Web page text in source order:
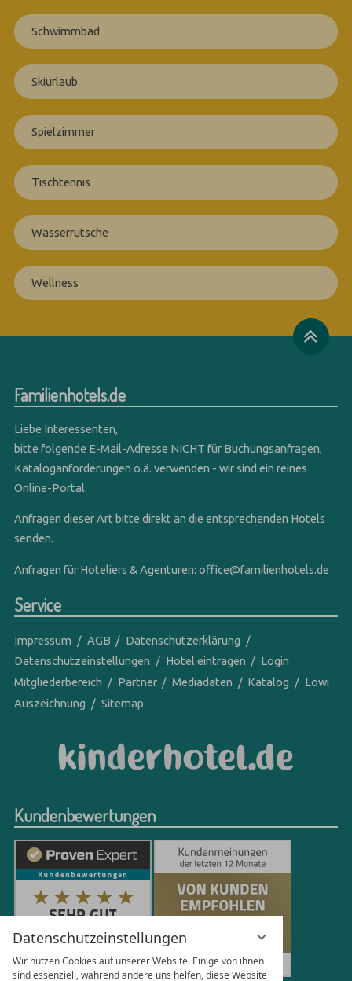
Datenschutzeinstellungen
Wir nutzen Cookies auf unserer Website. Einige von ihnen
sind essenziell, während andere uns helfen, diese Website
Schwimmbad
Skiurlaub
Spielzimmer
Tischtennis
Wasserrutsche
Wellness
Familienhotels.de
Liebe Interessenten,
bitte folgende E-Mail-Adresse NICHT für Buchungsanfragen,
Kataloganforderungen o.ä. verwenden - wir sind ein reines
Online-Portal.
Anfragen dieser Art bitte direkt an die entsprechenden Hotels
senden.
Anfragen für Hoteliers & Agenturen:office@familienhotels.de
Service
Impressum AGB
Datenschutzerklärung
Datenschutzeinstellungen
Hotel eintragen
Login
Mitgliederbereich
Partner Mediadaten Katalog
Löwi
Auszeichnung
Sitemap
Kundenbewertungen